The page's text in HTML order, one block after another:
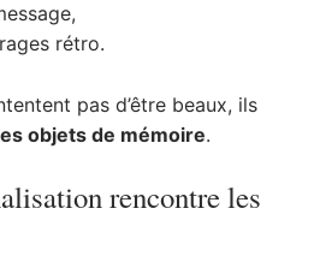
rétro.
pas d’être beaux, ils
objets de mémoire.
rencontre les